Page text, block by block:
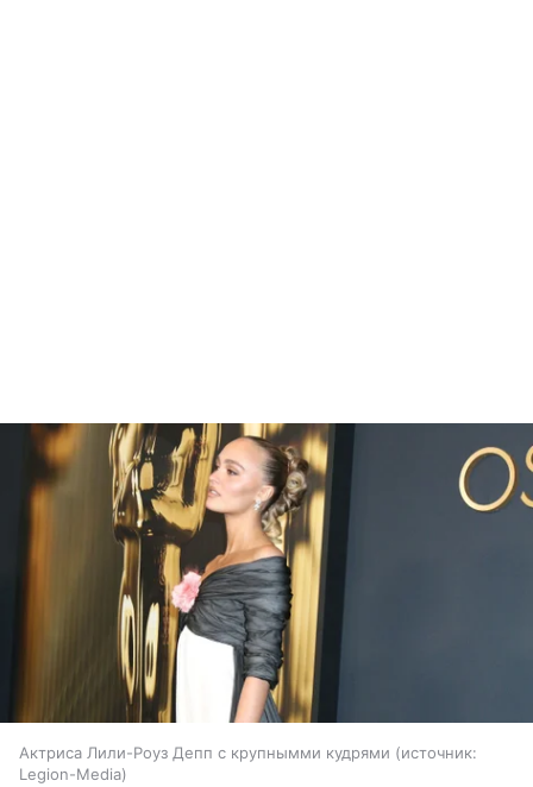
Актриса Лили-Роуз Депп с крупнымми кудрями
источник:
Legion-Media